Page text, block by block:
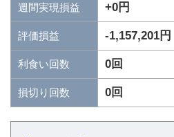
週間実現損益 +0円
評価損益 -1,157,201円
利食い回数 0回
損切り回数 0回